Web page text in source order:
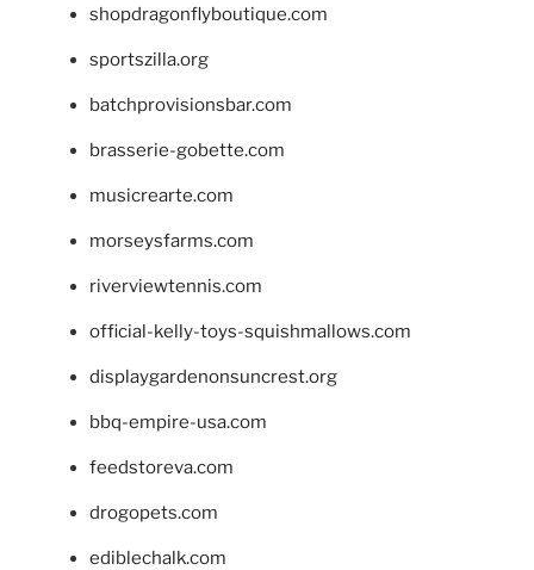
shopdragonflyboutique.com
sportszilla.org
batchprovisionsbar.com
brasserie-gobette.com
musicrearte.com
morseysfarms.com
riverviewtennis.com
official-kelly-toys-squishmallows.com
displaygardenonsuncrest.org
bbq-empire-usa.com
feedstoreva.com
drogopets.com
ediblechalk.com